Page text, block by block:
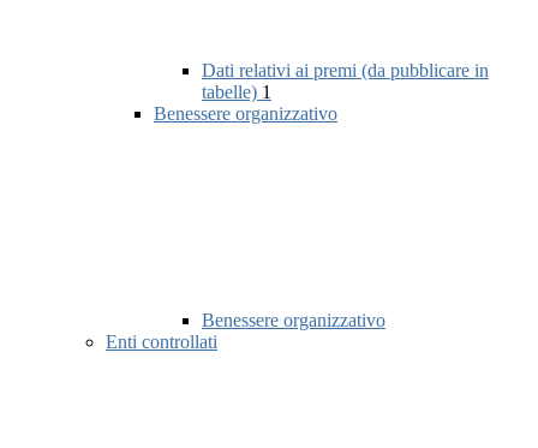
Dati relativi ai premi (da pubblicare in
tabelle) 1
Benessere organizzativo
Benessere organizzativo
Enti controllati